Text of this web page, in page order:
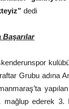
dedi
Grubu adına
ederek 3.